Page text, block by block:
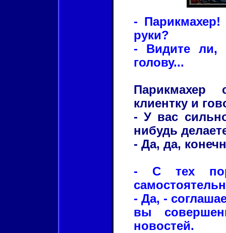
-
руки?
- Видите
голову...
Парикмахер
клиентку и
- У вас
нибудь
- Да, да,
- С тех пор
- Да, -
вы
новостей.